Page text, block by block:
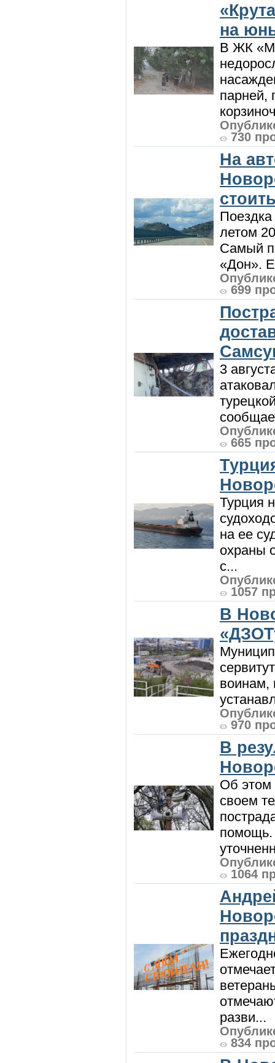
на
В ЖК
парней,
730
На
летом
Самый
«Дон».
699
3
665
Турция
на ее
охраны
с...
1057
В
воинам,
970
В
Об этом
своем
помощь.
1064
разви...
834